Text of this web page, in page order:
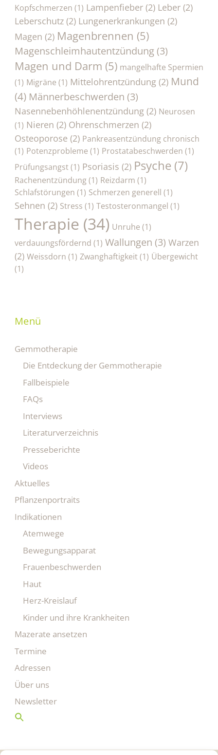
Kopfschmerzen (1) Lampenfieber (2) Leber (2)
Leberschutz (2) Lungenerkrankungen (2)
Magen (2) Magenbrennen (5)
Magenschleimhautentzündung (3)
Magen und Darm (5) mangelhafte Spermien
(1) Migräne (1) Mittelohrentzündung (2) Mund
(4) Männerbeschwerden (3)
Nasennebenhöhlenentzündung (2) Neurosen
(1) Nieren (2) Ohrenschmerzen (2)
Osteoporose (2) Pankreasentzündung chronisch
(1) Potenzprobleme (1) Prostatabeschwerden (1)
Prüfungsangst(1) Psoriasis (2) Psyche (7)
Rachenentzündung(1) Reizdarm (1)
Schlafstörungen (1) Schmerzen generell (1)
Sehnen (2) Stress (1) Testosteronmangel (1)
Therapie (34) Unruhe (1)
verdauungsfördernd (1) Wallungen (3) Warzen
(2) Weissdorn (1) Zwanghaftigkeit(1) Übergewicht
(1)
Menü
Gemmotherapie
Die Entdeckung der Gemmotherapie
Fallbeispiele
FAQs
Interviews
Literaturverzeichnis
Presseberichte
Videos
Aktuelles
Pflanzenportraits
Indikationen
Atemwege
Bewegungsapparat
Frauenbeschwerden
Haut
Herz-Kreislauf
Kinder und ihre Krankheiten
Mazerate ansetzen
Termine
Adressen
Über uns
Newsletter